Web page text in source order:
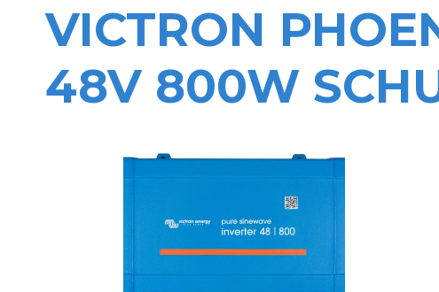
VICTRON
48V 800W